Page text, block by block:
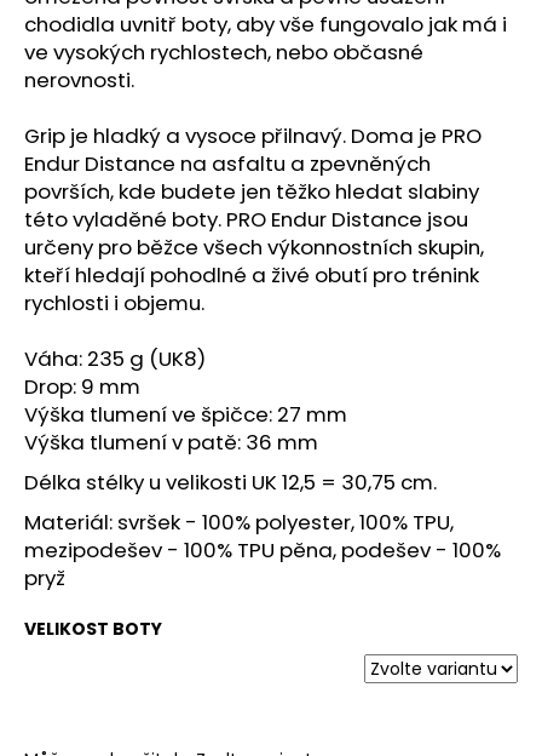
chodidla uvnitř boty, aby vše fungovalo jak má i
ve vysokých rychlostech, nebo občasné
nerovnosti.
Grip je hladký a vysoce přilnavý. Doma je PRO
Endur Distance na asfaltu a zpevněných
površích, kde budete jen těžko hledat slabiny
této vyladěné boty. PRO Endur Distance jsou
určeny pro běžce všech výkonnostních skupin,
kteří hledají pohodlné a živé obutí pro trénink
rychlosti i objemu.
Váha: 235 g (UK8)
Drop: 9 mm
Výška tlumení ve špičce: 27 mm
Výška tlumení v patě: 36 mm
Délka stélky u velikosti UK 12,5 = 30,75 cm.
Materiál: svršek - 100% polyester, 100% TPU,
mezipodešev - 100% TPU pěna, podešev - 100%
pryž
VELIKOST BOTY